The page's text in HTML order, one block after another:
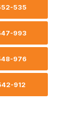
535
993
976
912